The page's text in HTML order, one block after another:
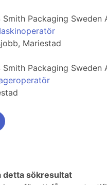
Packaging Sweden
Mariestad
Packaging Sweden
detta sökresultat